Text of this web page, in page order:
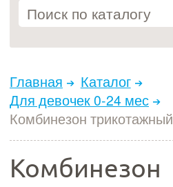
Главная
Каталог
Для девочек 0-24 мес
Комбинезон трикотажный
Комбинезон